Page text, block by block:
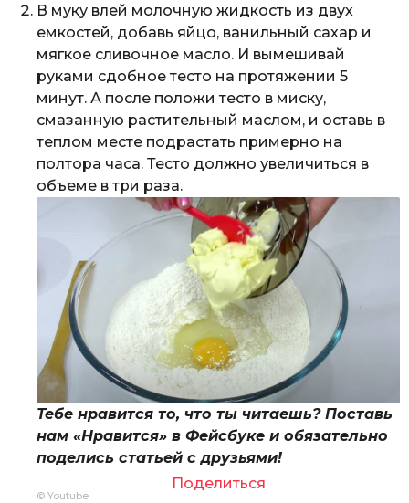
В муку влей молочную жидкость из двух
емкостей, добавь яйцо, ванильный сахар и
мягкое сливочное масло. И вымешивай
руками сдобное тесто на протяжении 5
минут. А после положи тесто в миску,
смазанную растительный маслом, и оставь в
теплом месте подрастать примерно на
полтора часа. Тесто должно увеличиться в
объеме в три раза.
Тебе нравится то, что ты читаешь? Поставь
нам «Нравится» в Фейсбуке и обязательно
поделись статьей с друзьями!
Поделиться
© Youtube